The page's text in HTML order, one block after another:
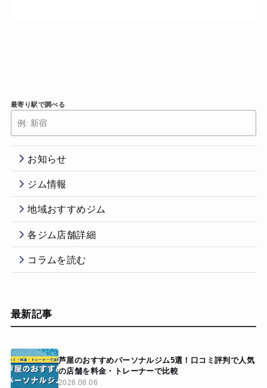
最寄り駅で調べる
お知らせ
ジム情報
地域おすすめジム
各ジム店舗詳細
コラムを読む
最新記事
芦屋のおすすめパーソナルジム5選！口コミ評判で人気
の店舗を料金・トレーナーで比較
2026.08.06